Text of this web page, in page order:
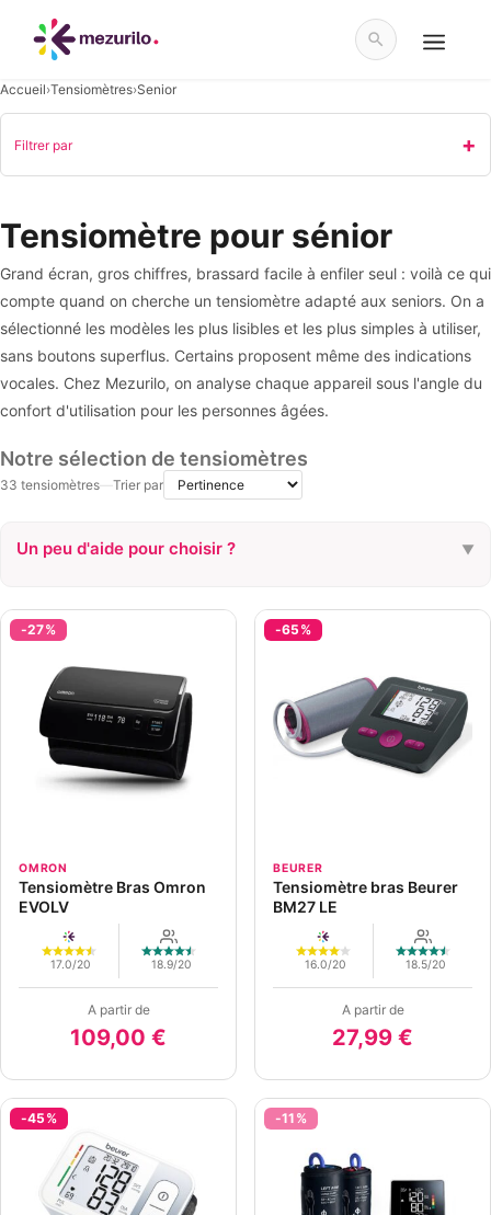
contenu
Accueil›Tensiomètres›Senior
Filtrer par
Tensiomètre pour sénior
Grand écran, gros chiffres, brassard facile à enfiler seul : voilà ce qui
compte quand on cherche un tensiomètre adapté aux seniors. On a
sélectionné les modèles les plus lisibles et les plus simples à utiliser,
sans boutons superflus. Certains proposent même des indications
vocales. Chez Mezurilo, on analyse chaque appareil sous l'angle du
confort d'utilisation pour les personnes âgées.
Notre sélection de tensiomètres
33 tensiomètres—Trier par
Un peu d'aide pour choisir ? ▼
Poignet
Non
< 40 €
-27%
OMRON
Tensiomètre Bras Omron
EVOLV
17.0/20 18.9/20
A partir de
109,00 €
-65%
BEURER
Tensiomètre bras Beurer
BM27 LE
16.0/20 18.5/20
A partir de
27,99 €
-45% -11%